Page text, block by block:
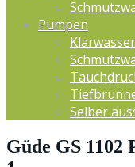
Pumpen
Selber
Güde GS 1102